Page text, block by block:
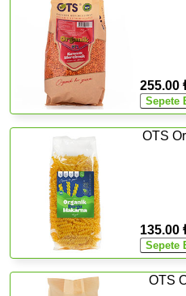
255.00
OTS
135.00
OTS